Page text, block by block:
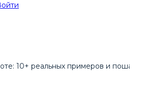
10+ реальных примеров и